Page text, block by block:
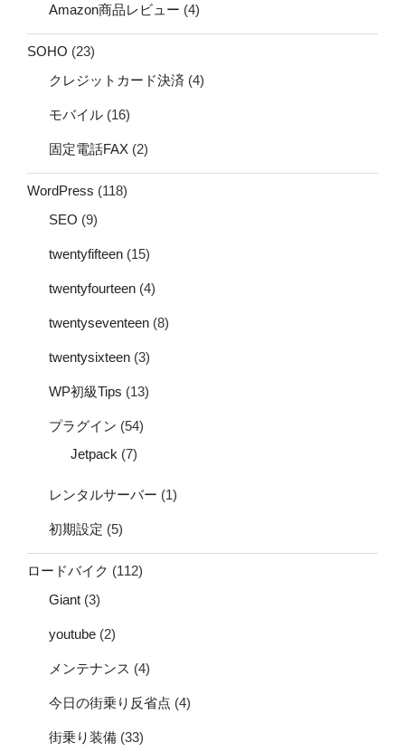
Amazon商品レビュー (4)
SOHO (23)
クレジットカード決済 (4)
モバイル (16)
固定電話FAX (2)
WordPress (118)
SEO (9)
twentyfifteen (15)
twentyfourteen (4)
twentyseventeen (8)
twentysixteen (3)
WP初級Tips (13)
プラグイン (54)
Jetpack (7)
レンタルサーバー (1)
初期設定 (5)
ロードバイク (112)
Giant (3)
youtube (2)
メンテナンス (4)
今日の街乗り反省点 (4)
街乗り装備 (33)